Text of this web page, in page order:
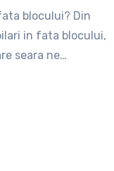
blocului? Din
in fata blocului,
seara ne…